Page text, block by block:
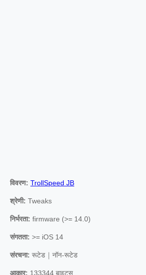
विवरण: TrollSpeed JB
श्रेणी: Tweaks
निर्भरता: firmware (>= 14.0)
संगतता: >= iOS 14
संरचना: रूटेड｜नॉन-रूटेड
आकार: 133344 बाइट्स